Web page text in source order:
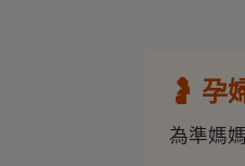
🤰 孕
為準媽